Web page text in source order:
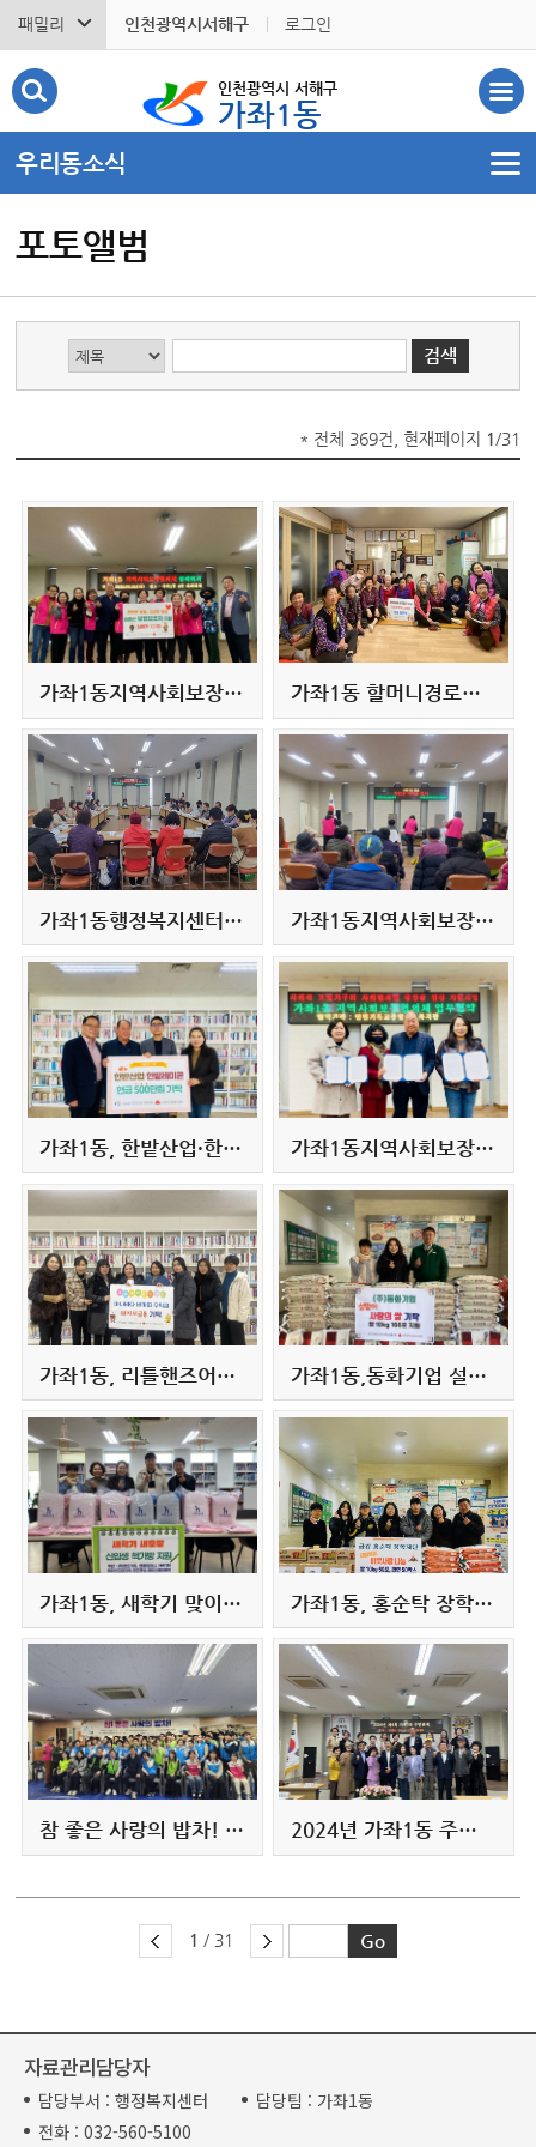
패밀리 인천광역시서해구 로그인
인천광역시 서해구
가좌1동
우리동소식
포토앨범
* 전체 369건, 현재페이지 1/31
가좌1동지역사회보장협의체, 어버이날 맞아 거동불편 어르신께 보행보조차(실버카) 지원 가좌1동 할머니경로당, 화재피해 이웃돕기 성금
가좌1동행정복지센터, 복지사각지대 발굴을 위한 명예사회복지공무원 교육 실시 가좌1동지역사회보장협의체, 어르신 대상 무료 이미용봉사 실시
가좌1동, 한밭산업·한밭레미콘 이웃사랑 성금 500만원 기탁 가좌1동지역사회보장협의체, 인천기독교종합사회복지관과 업무협약 체결
가좌1동, 리틀핸즈어린이집 아동과 부모가 함께한 따뜻한 나눔 가좌1동,동화기업 설맞이 사랑의쌀 후원
가좌1동, 새학기 맞이 후원물품 전달 행사 가좌1동, 홍순탁 장학재단 - 새해맞이 이웃사랑 쌀, 라면 전달
참 좋은 사랑의 밥차! 활동전개 2024년 가좌1동 주민총회 개최
1 / 31
자료관리담당자
담당부서 : 행정복지센터 담당팀 : 가좌1동
전화 : 032-560-5100